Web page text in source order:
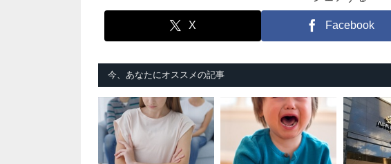
X Facebook
今、あなたにオススメの記事